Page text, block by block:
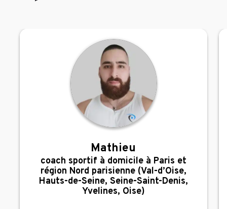
Mathieu
,
coach sportif à domicile à Paris et
région Nord parisienne (Val-d’Oise,
Hauts-de-Seine, Seine-Saint-Denis,
Yvelines, Oise)